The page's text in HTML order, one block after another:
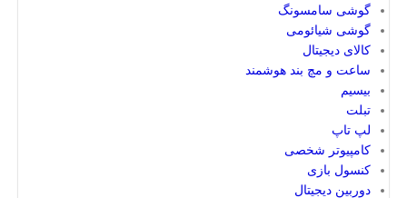
گوشی سامسونگ
گوشی شیائومی
کالای دیجیتال
ساعت و مچ بند هوشمند
بیسیم
تبلت
لپ تاپ
کامپیوتر شخصی
کنسول بازی
دوربین دیجیتال